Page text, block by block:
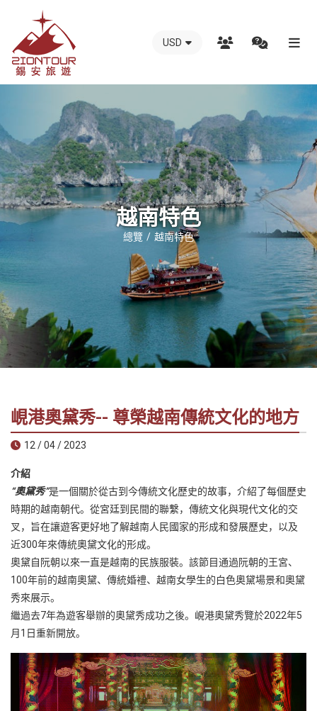
越
安
國
際
旅
行
社
南
接
錫
遊
-
在
越
南
最
好
的
合
作
夥
伴！
越
LOCAL
旅
USD
越南特色
總覽 越南特色
峴港奧黛秀-- 尊榮越南傳統文化的地方
12 / 04 / 2023
介紹
“奧黛秀”是一個關於從古到今傳統文化歷史的故事，介紹了每個歷史
時期的越南朝代。從宮廷到民間的聯繫，傳統文化與現代文化的交
叉，旨在讓遊客更好地了解越南人民國家的形成和發展歷史，以及
近300年來傳統奧黛文化的形成。
奧黛自阮朝以來一直是越南的民族服裝。該節目通過阮朝的王宮、
100年前的越南奧黛、傳統婚禮、越南女學生的白色奧黛場景和奧黛
秀來展示。
繼過去7年為遊客舉辦的奧黛秀成功之後。峴港奧黛秀覽於2022年5
月1日重新開放。